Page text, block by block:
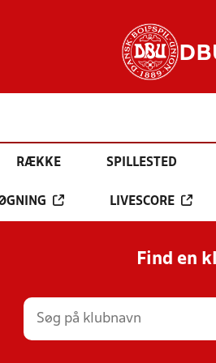
RÆKKE SPILLESTED
LIVESCORE
Find en